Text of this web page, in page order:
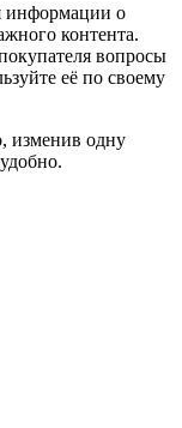
информации о
контента.
вопросы
её по своему
изменив одну